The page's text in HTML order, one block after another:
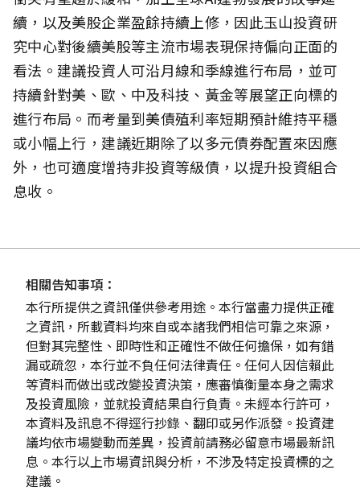
續，以及美股企業盈餘持續上修，因此玉山投資研
究中心對後續美股等主流市場表現保持偏向正面的
看法。建議投資人可沿月線和季線進行布局，並可
持續針對美、歐、中及科技、黃金等展望正向標的
進行布局。而考量到美債殖利率短期預計維持平穩
或小幅上行，建議近期除了以多元債券配置來因應
外，也可適度增持非投資等級債，以提升投資組合
息收。
相關告知事項：
本行所提供之資訊僅供參考用途。本行當盡力提供正確
之資訊，所載資料均來自或本諸我們相信可靠之來源，
但對其完整性、即時性和正確性不做任何擔保，如有錯
漏或疏忽，本行並不負任何法律責任。任何人因信賴此
等資料而做出或改變投資決策，應審慎衡量本身之需求
及投資風險，並就投資結果自行負責。未經本行許可，
本資料及訊息不得逕行抄錄、翻印或另作派發。投資建
議均依市場變動而差異，投資前請務必留意市場最新訊
息。本行以上市場資訊與分析，不涉及特定投資標的之
建議。